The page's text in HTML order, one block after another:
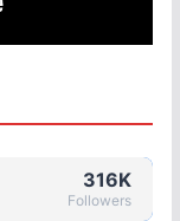
316K
Followers